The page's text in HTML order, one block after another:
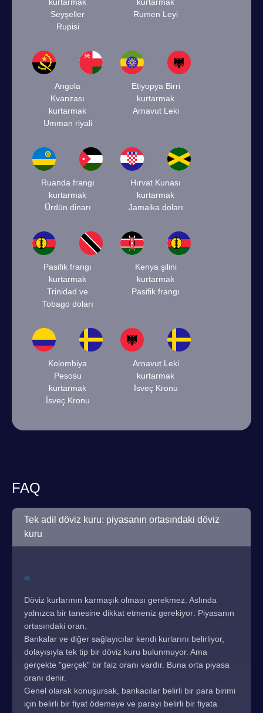
Seyşeller
Rupisi
Rumen Leyi
Angola
Kvanzası
kurtarmak
Umman riyali
Etiyopya Birri
kurtarmak
Arnavut Leki
Ruanda frangı
kurtarmak
Ürdün dinarı
Hırvat Kunası
kurtarmak
Jamaika doları
Pasifik frangı
kurtarmak
Trinidad ve
Tobago doları
Kenya şilini
kurtarmak
Pasifik frangı
Kolombiya
Pesosu
kurtarmak
İsveç Kronu
Arnavut Leki
kurtarmak
İsveç Kronu
FAQ
Tek adil döviz kuru: piyasanın ortasındaki döviz
kuru
Döviz kurlarının karmaşık olması gerekmez. Aslında
yalnızca bir tanesine dikkat etmeniz gerekiyor: Piyasanın
ortasındaki oran.
Bankalar ve diğer sağlayıcılar kendi kurlarını belirliyor,
dolayısıyla tek tip bir döviz kuru bulunmuyor. Ama
gerçekte "gerçek" bir faiz oranı vardır. Buna orta piyasa
oranı denir.
Genel olarak konuşursak, bankacılar belirli bir para birimi
için belirli bir fiyat ödemeye ve parayı belirli bir fiyata